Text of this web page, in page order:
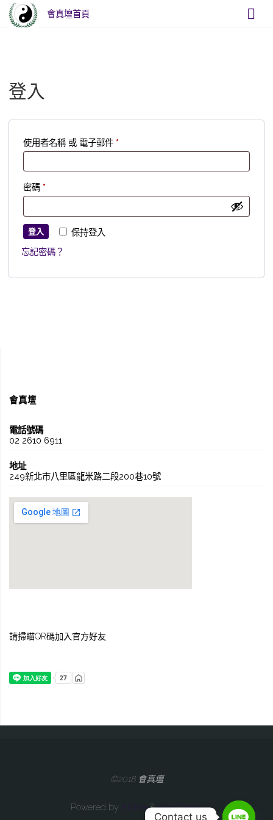
會真壇首頁
登入
使用者名稱 或 電子郵件 *必
密碼 *必
保持登入
登入
忘記密碼？
會真壇
電話號碼
02 2610 6911
地址
249新北市八里區龍米路二段200巷10號
請掃瞄QR碼加入官方好友
©2018 會真壇
Powered by Anima&WordPress.
Contact us